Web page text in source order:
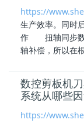
https://
生产效率。同
作 扭轴同步
轴补偿，所以在
数控剪板机
系统从哪些
https://